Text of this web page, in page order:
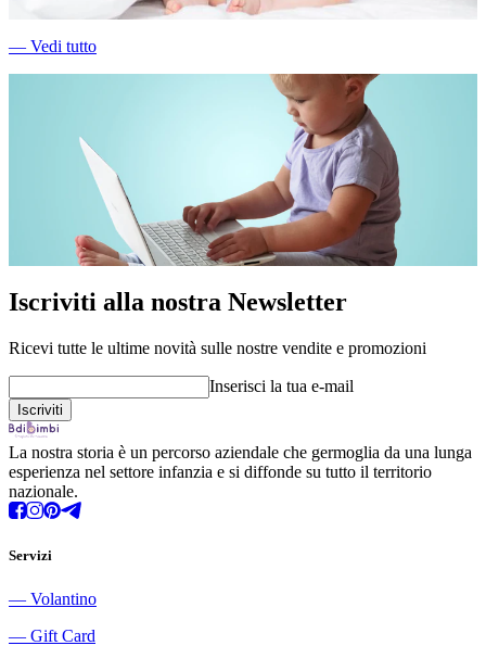
― Vedi tutto
Iscriviti alla nostra Newsletter
Ricevi tutte le ultime novità sulle nostre vendite e promozioni
Inserisci la tua e-mail
La nostra storia è un percorso aziendale che germoglia da una lunga
esperienza nel settore infanzia e si diffonde su tutto il territorio
nazionale.
Servizi
― Volantino
― Gift Card